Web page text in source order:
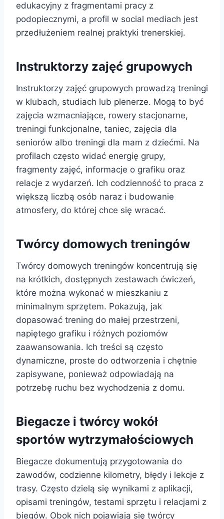
edukacyjny z fragmentami pracy z
podopiecznymi, a profil w social mediach jest
przedłużeniem realnej praktyki trenerskiej.
Instruktorzy zajęć grupowych
Instruktorzy zajęć grupowych prowadzą treningi
w klubach, studiach lub plenerze. Mogą to być
zajęcia wzmacniające, rowery stacjonarne,
treningi funkcjonalne, taniec, zajęcia dla
seniorów albo treningi dla mam z dziećmi. Na
profilach często widać energię grupy,
fragmenty zajęć, informacje o grafiku oraz
relacje z wydarzeń. Ich codzienność to praca z
większą liczbą osób naraz i budowanie
atmosfery, do której chce się wracać.
Twórcy domowych treningów
Twórcy domowych treningów koncentrują się
na krótkich, dostępnych zestawach ćwiczeń,
które można wykonać w mieszkaniu z
minimalnym sprzętem. Pokazują, jak
dopasować trening do małej przestrzeni,
napiętego grafiku i różnych poziomów
zaawansowania. Ich treści są często
dynamiczne, proste do odtworzenia i chętnie
zapisywane, ponieważ odpowiadają na
potrzebę ruchu bez wychodzenia z domu.
Biegacze i twórcy wokół
sportów wytrzymałościowych
Biegacze dokumentują przygotowania do
zawodów, codzienne kilometry, błędy i lekcje z
trasy. Często dzielą się wynikami z aplikacji,
opisami treningów, testami sprzętu i relacjami z
biegów. Obok nich pojawiają się twórcy